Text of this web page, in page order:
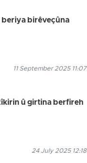
beriya birêveçûna
11 September 2025 11:07
û girtina berfireh
24 July 2025 12:18